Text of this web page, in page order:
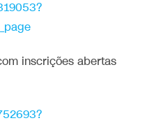
inscrições abertas